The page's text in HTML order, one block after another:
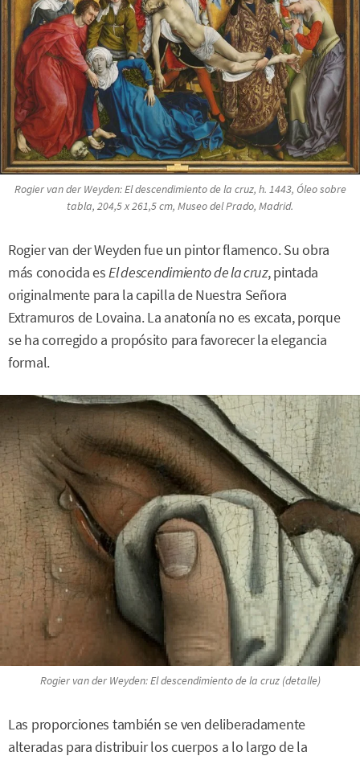
Rogier van der Weyden:El descendimiento de la cruz, h. 1443, Óleo sobre
tabla, 204,5 x 261,5 cm, Museo del Prado, Madrid.
Rogier van der Weyden fue un pintor flamenco. Su obra
más conocida esEl descendimiento de la cruz, pintada
originalmente para la capilla de Nuestra Señora
Extramuros de Lovaina. La anatonía no es excata, porque
se ha corregido a propósito para favorecer la elegancia
formal.
Rogier van der Weyden:El descendimiento de la cruz(detalle)
Las proporciones también se ven deliberadamente
alteradas para distribuir los cuerpos a lo largo de la